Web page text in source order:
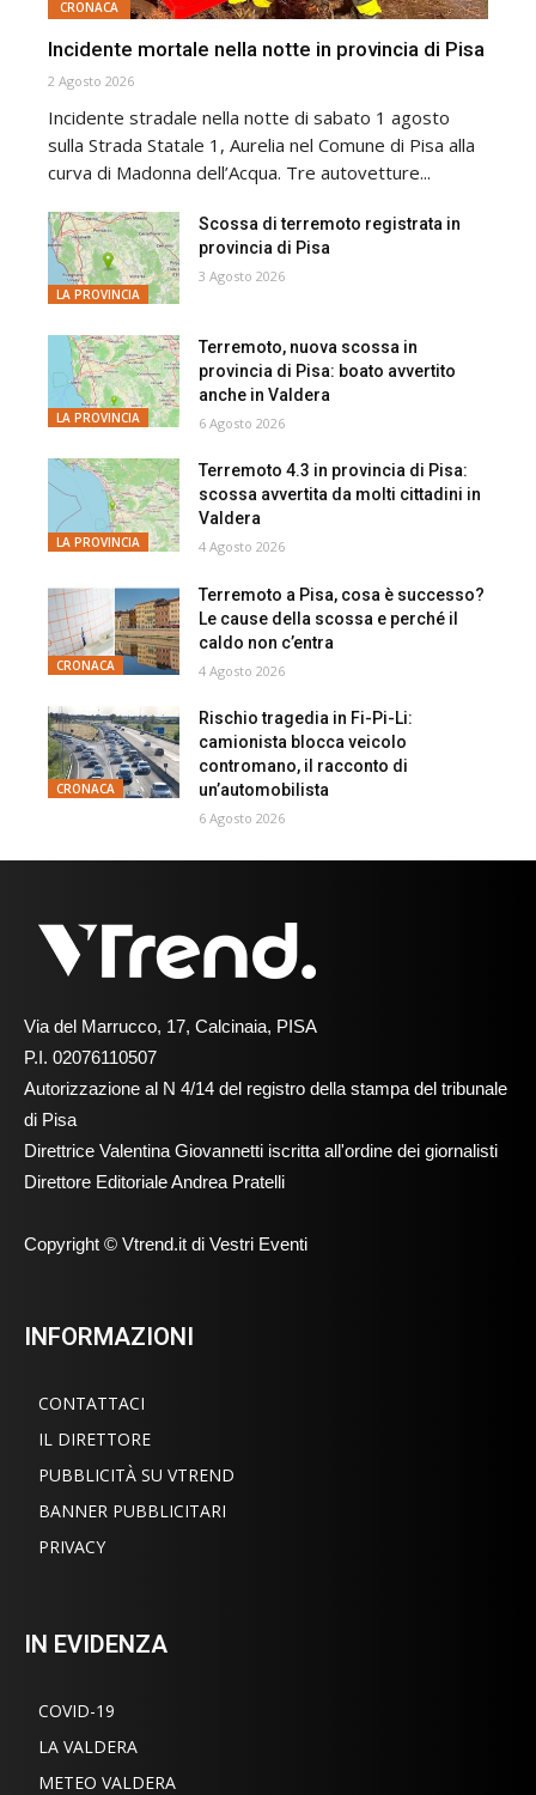
CRONACA
Incidente mortale nella notte in provincia di Pisa
2 Agosto 2026
Incidente stradale nella notte di sabato 1 agosto
sulla Strada Statale 1, Aurelia nel Comune di Pisa alla
curva di Madonna dell’Acqua. Tre autovetture...
LA PROVINCIA
Scossa di terremoto registrata in
provincia di Pisa
3 Agosto 2026
LA PROVINCIA
Terremoto, nuova scossa in
provincia di Pisa: boato avvertito
anche in Valdera
6 Agosto 2026
LA PROVINCIA
Terremoto 4.3 in provincia di Pisa:
scossa avvertita da molti cittadini in
Valdera
4 Agosto 2026
CRONACA
Terremoto a Pisa, cosa è successo?
Le cause della scossa e perché il
caldo non c’entra
4 Agosto 2026
CRONACA
Rischio tragedia in Fi-Pi-Li:
camionista blocca veicolo
contromano, il racconto di
un’automobilista
6 Agosto 2026
Via del Marrucco, 17, Calcinaia, PISA
P.I. 02076110507
Autorizzazione al N 4/14 del registro della stampa del tribunale
di Pisa
Direttrice Valentina Giovannetti iscritta all'ordine dei giornalisti
Direttore Editoriale Andrea Pratelli
Copyright © Vtrend.it di Vestri Eventi
INFORMAZIONI
CONTATTACI
IL DIRETTORE
PUBBLICITÀ SU VTREND
BANNER PUBBLICITARI
PRIVACY
IN EVIDENZA
COVID-19
LA VALDERA
METEO VALDERA